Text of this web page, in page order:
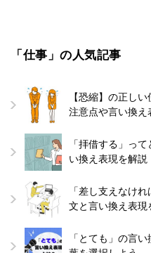
「仕事」の人気記事
【恐縮】の正し
注意点や言い換え
「拝借する」っ
い換え表現を解説
「差し支えなけ
文と言い換え表現
「とても」の言